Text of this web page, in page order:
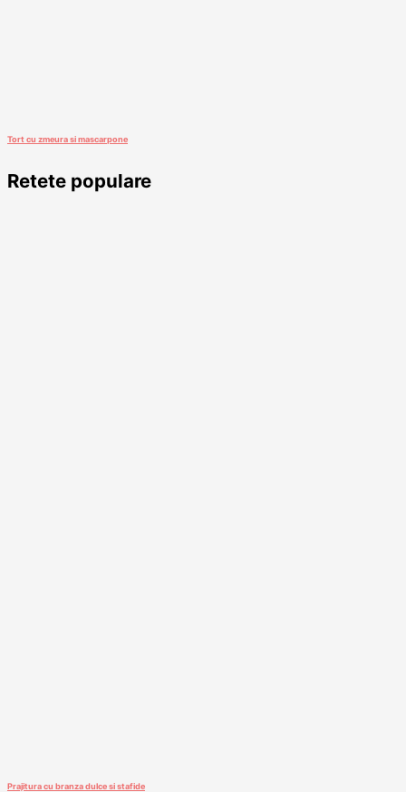
Tort cu zmeura si mascarpone
Retete populare
Prajitura cu branza dulce si stafide